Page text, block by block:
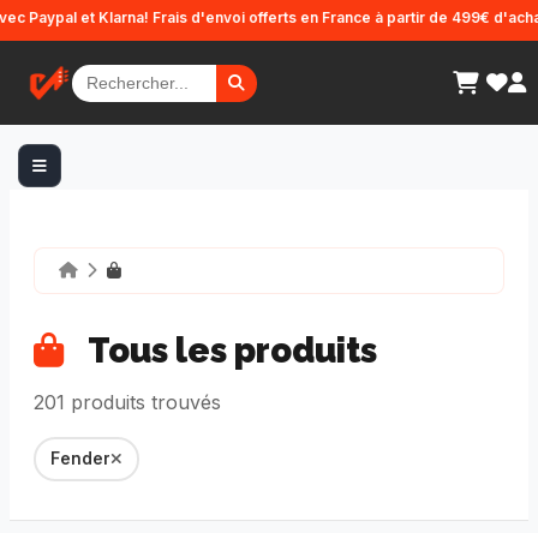
et Klarna! Frais d'envoi offerts en France à partir de 499€ d'achat.
Tous les produits
201 produits trouvés
Fender
Panneau de gestion des cookies